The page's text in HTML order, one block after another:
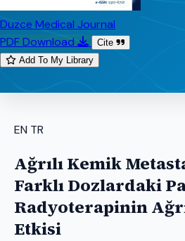
Duzce Medical Journal
PDF Download
Cite
Add To My Library
EN TR
Ağrılı Kemik
Farklı Dozlardaki
Radyoterapinin
Etkisi